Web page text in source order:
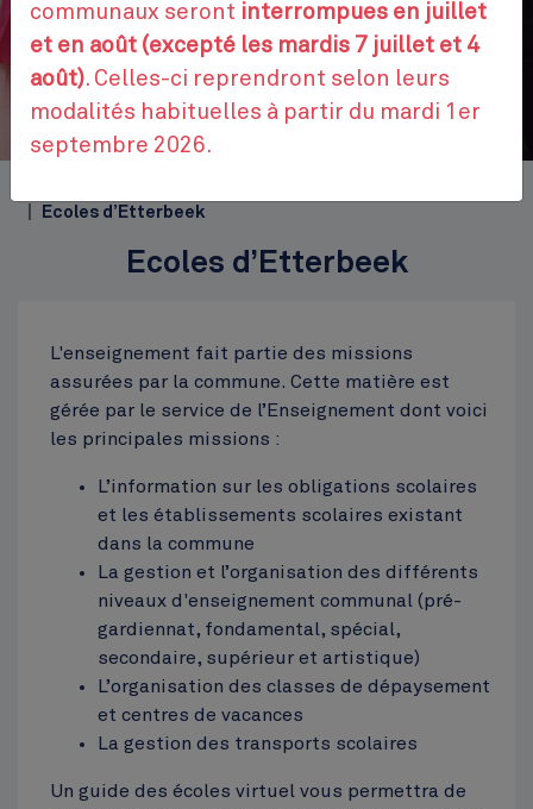
Hôtel communal
CONTACTEZ-NOUS
Ecoles d’Etterbeek
Ecoles d’Etterbeek
L'enseignement fait partie des missions
assurées par la commune. Cette matière est
gérée par le service de l’Enseignement dont voici
les principales missions :
L’information sur les obligations scolaires
et les établissements scolaires existant
dans la commune
La gestion et l’organisation des différents
niveaux d'enseignement communal (pré-
gardiennat, fondamental, spécial,
secondaire, supérieur et artistique)
L’organisation des classes de dépaysement
et centres de vacances
La gestion des transports scolaires
Un guide des écoles virtuel vous permettra de
communaux seront interrompues en juillet
et en août (excepté les mardis 7 juillet et 4
août). Celles-ci reprendront selon leurs
modalités habituelles à partir du mardi 1er
septembre 2026.